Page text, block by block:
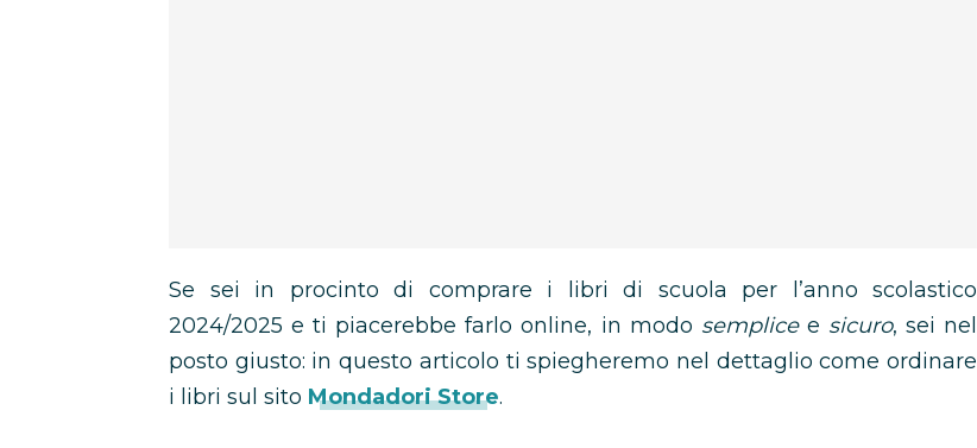
Se sei in procinto di comprare i libri di scuola per l’anno scolastico
2024/2025 e ti piacerebbe farlo online, in modo semplicee sicuro, sei nel
posto giusto: in questo articolo ti spiegheremo nel dettaglio come ordinare
i libri sul sito Mondadori Store.